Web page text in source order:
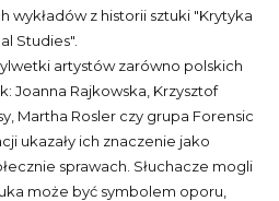
wykładów z historii sztuki "Krytyka
Studies".
artystów zarówno polskich
Joanna Rajkowska, Krzysztof
Martha Rosler czy grupa Forensic
ukazały ich znaczenie jako
sprawach. Słuchacze mogli
może być symbolem oporu,